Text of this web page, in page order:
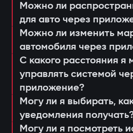
доступа;
анализ движения и
предотвращает
при наличии
Авторизация
При открытии дверей или
двигателя система ищет
владельца. Если её нет
двигатель блокируется,
мгновенно получает
получать
техобслуживании или
прошивки (Smart
проверка соединения
сигнала 4G LTE;
объяснение
управления через
Car;
выдача гарантийного
активация 3-летней
Можно ли
для авто через
Можно ли изменить
автомобиля через
С какого расстояния я
управлять системой
приложение?
Могу ли я выбирать,
уведомления
Могу ли я посмотреть